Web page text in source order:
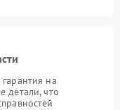
на
детали, что